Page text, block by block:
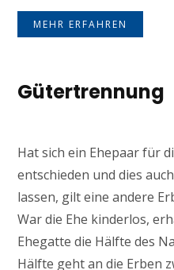
MEHR ERFAHREN
Gütertrennung
Hat sich ein Ehepaar für
entschieden und dies
lassen, gilt eine andere
War die Ehe kinderlos,
Ehegatte die Hälfte des
Hälfte geht an die Erben